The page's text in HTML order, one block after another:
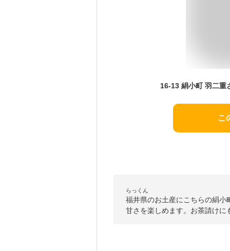
こ
らっくん
福井県のお土産にこちらの絹
甘さを楽しめます。お茶請けに